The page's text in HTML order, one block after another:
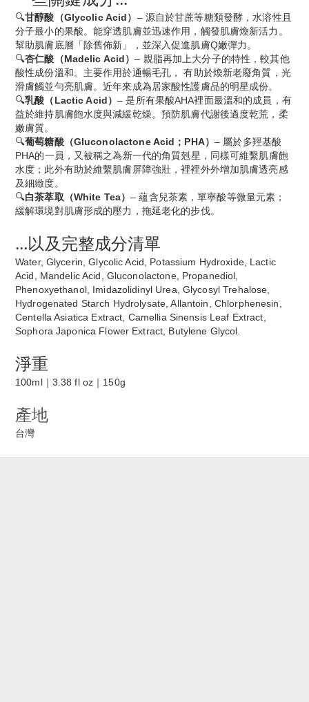
🔍甘醇酸（Glycolic Acid） – 源自於甘蔗等糖類發酵，水溶性且
分子最小的果酸。能穿透肌膚並迅速作用，觸發肌膚煥新活力。
幫助肌膚底層「除舊佈新」，並深入促進肌膚Q嫩彈力。
🔍杏仁酸（Madelic Acid）– 親脂再加上大分子的特性，較其他
酸性成份溫和。主要作用於通暢毛孔， 有助於煥新老廢角質，光
滑膚觸並勻亮肌膚。近年來成為居家酸性護膚品的明星成份。
🔍乳酸（Lactic Acid）– 是所有果酸AHA裡面最溫和的成員，有
益於維持肌膚飽水度與減緩乾燥。預防肌膚代謝後過度乾荒，柔
嫩膚質。
🔍葡萄糖酸（Gluconolactone Acid；PHA）– 屬於多羥基酸
PHA的一員，又被稱之為新一代的角質剋星，同樣可維繫肌膚飽
水度；此外有助於維繫肌膚屏障強壯，裡裡外外增加肌膚透亮感
及細緻度。
🔍白茶萃取（White Tea）– 蘊含兒茶素，單寧酸等微量元素；
緩解環境對肌膚形成的壓力，拖延老化的步伐。
...以及完整成分清單
Water, Glycerin, Glycolic Acid, Potassium Hydroxide, Lactic
Acid, Mandelic Acid, Gluconolactone, Propanediol,
Phenoxyethanol, Imidazolidinyl Urea, Glycosyl Trehalose,
Hydrogenated Starch Hydrolysate, Allantoin, Chlorphenesin,
Centella Asiatica Extract, Camellia Sinensis Leaf Extract,
Sophora Japonica Flower Extract, Butylene Glycol.
淨重
100ml｜3.38 fl oz｜150g
產地
台灣